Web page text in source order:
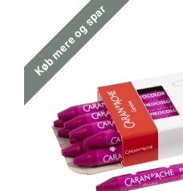
Køb mere og spar